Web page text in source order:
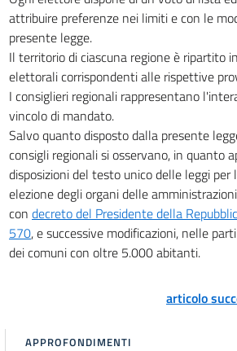
TITOLO VI
22
23
25
26
Allegati
Allegato A
Allegato A
attribuire preferenze nei limiti e con le
presente legge.
Il territorio di ciascuna regione è ripartito
elettorali corrispondenti alle rispettive
I consiglieri regionali rappresentano
vincolo di mandato.
Salvo quanto disposto dalla presente
consigli regionali si osservano, in quanto
disposizioni del testo unico delle leggi per
elezione degli organi delle
con decreto del Presidente della
570, e successive modificazioni, nelle
dei comuni con oltre 5.000 abitanti.
articolo
APPROFONDIMENTI